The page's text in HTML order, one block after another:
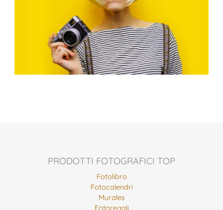
PRODOTTI FOTOGRAFICI TOP
Fotolibro
Fotocalendri
Murales
Fotoregali